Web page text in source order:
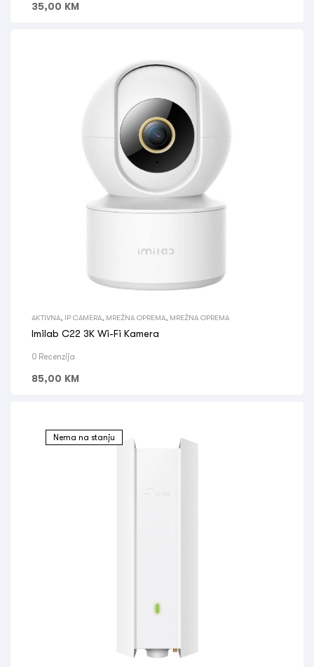
35,00 KM
AKTIVNA IP CAMERA MREŽNA OPREMA MREŽNA OPREMA
Imilab C22 3K Wi-Fi Kamera
0 Recenzija
85,00 KM
Nema na stanju